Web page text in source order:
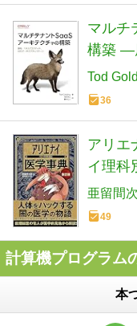
マルチ
構築 ―
AWSア
Tod
36
アリエ
イ理科
亜留間
49
計算機プログラム
本